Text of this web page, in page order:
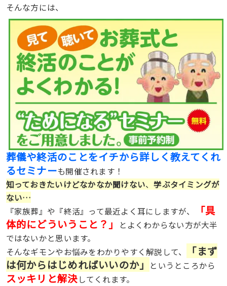
そんな方には、
葬儀や終活のことをイチから詳しく教えてくれ
るセミナーも開催されます！
知っておきたいけどなかなか聞けない、学ぶタイミングが
ない…
『家族葬』や『終活』って最近よく耳にしますが、
「具
体的にどういうこと？」
とよくわからない方が大半
ではないかと思います。
そんなギモンやお悩みをわかりやすく解説して、
「まず
は何からはじめればいいのか」
というところから
スッキリと解決してくれます。